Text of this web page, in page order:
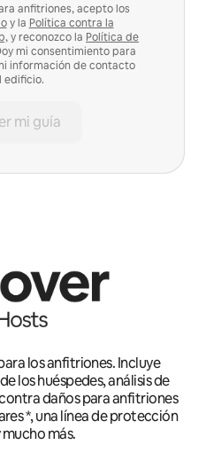
anfitriones, acepto los
y la Política contra la
y reconozco la Política de
mi consentimiento para
información de contacto
edificio.
mi guía
los anfitriones. Incluye
los huéspedes, análisis de
daños para anfitriones
*, una línea de protección
mucho más.